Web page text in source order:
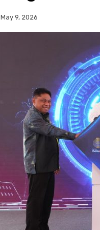
May 9, 2026